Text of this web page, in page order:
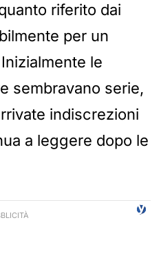
riferito dai
per un
le
sembravano serie,
indiscrezioni
a leggere dopo le